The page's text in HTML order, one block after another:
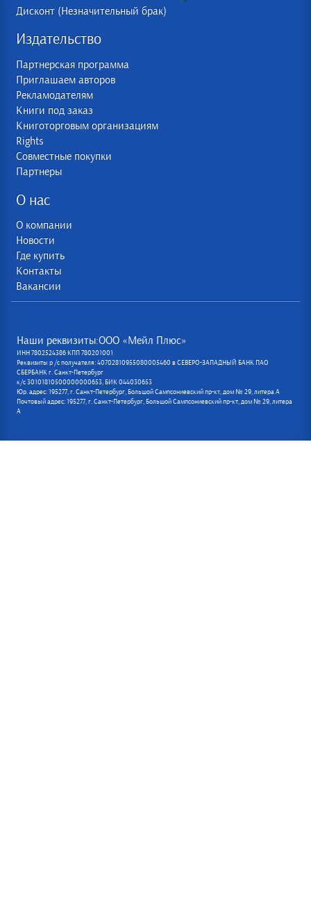
Дисконт (Незначительный брак)
Издательство
Партнерская программа
Приглашаем авторов
Рекламодателям
Книги под заказ
Книготорговым организациям
Rights
Совместные покупки
Партнеры
О нас
О компании
Новости
Где купить
Контакты
Вакансии
Наши реквизиты:ООО «Мейл Плюс»
ИНН 7802524386 КПП 780201001
Реквизиты р /с получателя: 40702810955080005460 в СЕВЕРО-ЗАПАДНЫЙ БАНК ПАО
СБЕРБАНК г. Санкт-Петербург
к/с 30101810500000000653, БИК 044030653
Юр. адрес: 195277, г. Санкт-Петербург, Большой Сампсониевский пр-кт, дом № 29, литера А
Почтовый адрес: 195277, г. Санкт-Петербург, Большой Сампсониевский пр-кт, дом № 29, литера
А